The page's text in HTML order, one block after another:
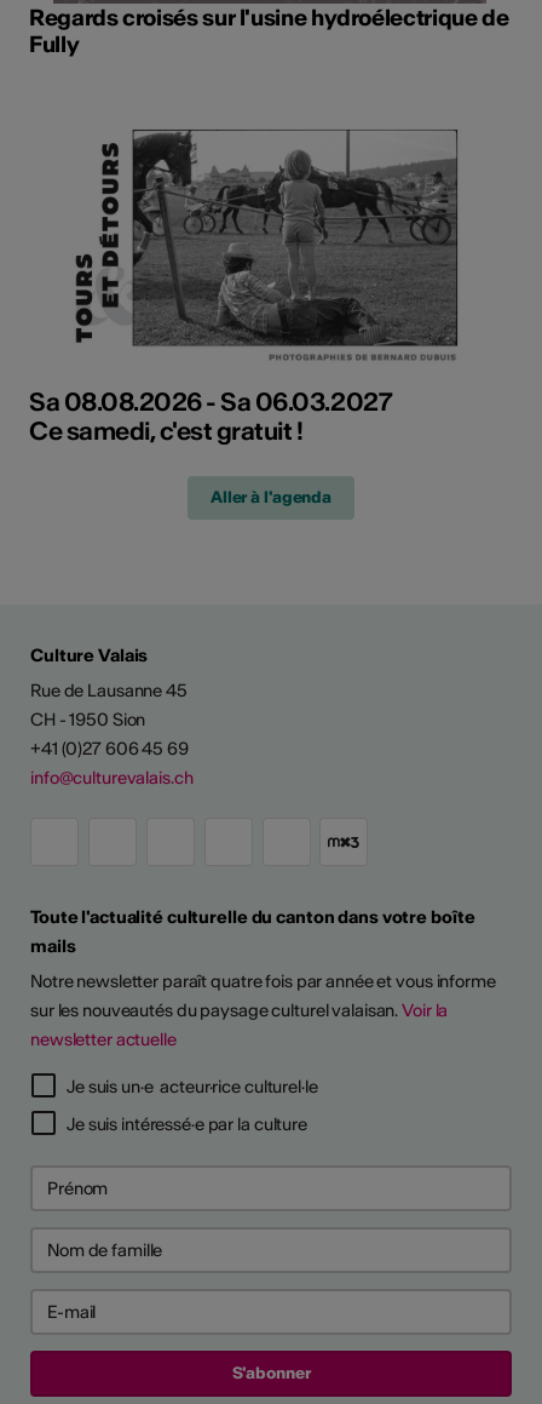
Regards croisés sur l'usine hydroélectrique de
Fully
Sa 08.08.2026 - Sa 06.03.2027
Ce samedi, c'est gratuit !
Aller à l'agenda
Culture Valais
Rue de Lausanne 45
CH - 1950 Sion
+41 (0)27 606 45 69
info@culturevalais.ch
Toute l'actualité culturelle du canton dans votre boîte
mails
Notre newsletter paraît quatre fois par année et vous informe
sur les nouveautés du paysage culturel valaisan.Voir la
newsletter actuelle
Je suis un·e acteur·rice culturel·le
Je suis intéressé·e par la culture